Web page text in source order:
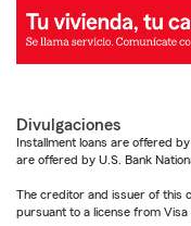
Divulgaciones
Installment loans are offered
are offered by U.S. Bank
The creditor and issuer of this
pursuant to a license from Visa